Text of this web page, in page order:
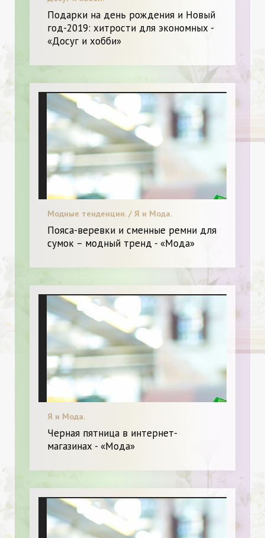
Подарки на день рождения и Новый
год-2019: хитрости для экономных -
«Досуг и хобби»
Модные тенденции. / Я и Мода.
Пояса-веревки и сменные ремни для
сумок – модный тренд - «Мода»
Я и Мода.
Черная пятница в интернет-
магазинах - «Мода»